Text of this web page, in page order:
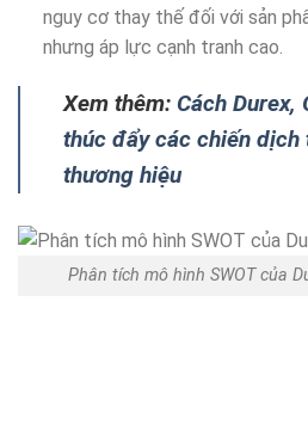
nguy cơ thay thế đối với sản
nhưng áp lực cạnh tranh cao.
Xem thêm: Cách Durex,
thúc đẩy các chiến dịch
thương hiệu
Phân tích mô hình SWOT của